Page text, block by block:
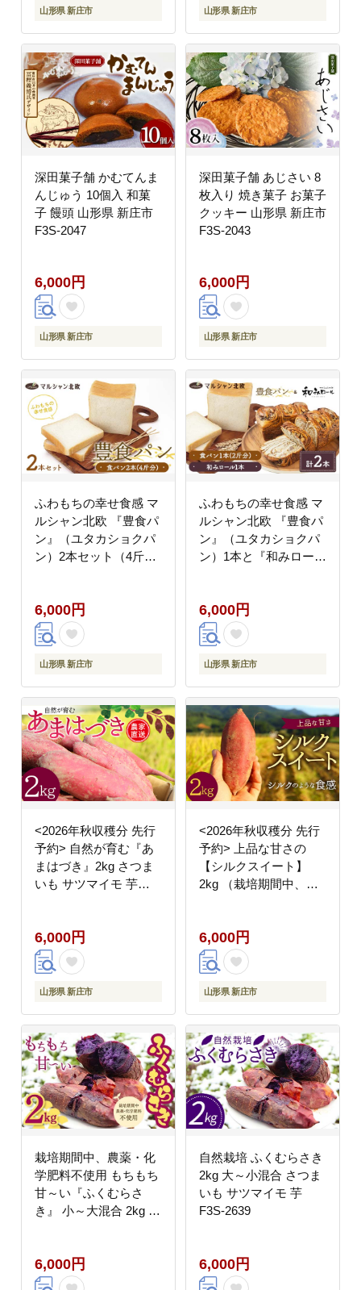
山形県 新庄市 山形県 新庄市
深田菓子舗 かむてんま
んじゅう 10個入 和菓
子 饅頭 山形県 新庄市
F3S-2047
6,000円
山形県 新庄市
深田菓子舗 あじさい 8
枚入り 焼き菓子 お菓子
クッキー 山形県 新庄市
F3S-2043
6,000円
山形県 新庄市
ふわもちの幸せ食感 マ
ルシャン北欧 『豊食パ
ン』（ユタカショクパ
ン）2本セット（4斤
ト 食品 F3S-2451
6,000円
山形県 新庄市
ふわもちの幸せ食感 マ
ルシャン北欧 『豊食パ
ン』（ユタカショクパ
ン）1本と『和みロー
土産 山形県 新庄市 朝
ご飯 朝ごはん トースト
食品 F3S-2453
6,000円
山形県 新庄市
<2026年秋収穫分 先行
予約> 自然が育む『あ
まはづき』2kg さつま
いも サツマイモ 芋
6,000円
山形県 新庄市
<2026年秋収穫分 先行
予約> 上品な甘さの
【シルクスイート】
2kg （栽培期間中、農
芋 F3S-2618
6,000円
山形県 新庄市
栽培期間中、農薬・化
学肥料不使用 もちもち
甘～い『ふくむらさ
き』 小～大混合 2kg さ
6,000円
自然栽培 ふくむらさき
2kg 大～小混合 さつま
いも サツマイモ 芋
F3S-2639
6,000円